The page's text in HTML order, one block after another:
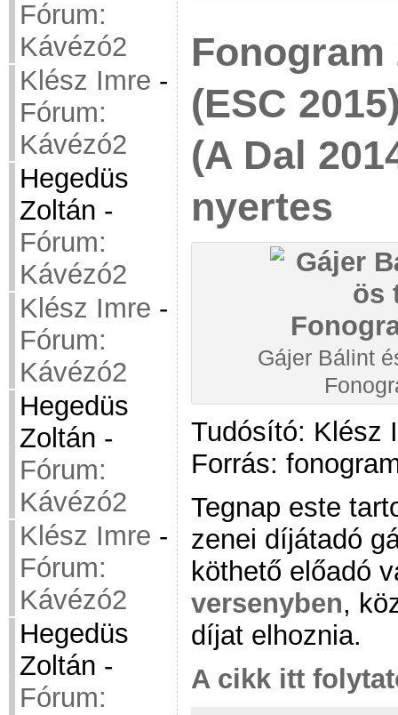
Fórum:
Kávézó2
Klész Imre -
Fórum:
Kávézó2
Hegedüs
Zoltán -
Fórum:
Kávézó2
Klész Imre -
Fórum:
Kávézó2
Hegedüs
Zoltán -
Fórum:
Kávézó2
Klész Imre -
Fórum:
Kávézó2
Hegedüs
Zoltán -
Fórum:
(ESC
(A Dal
nyertes
Gájer Bálint
Tudósító: Klész
Forrás:
Tegnap este
zenei díjátadó
köthető előadó
versenyben,
díjat elhoznia.
A cikk itt